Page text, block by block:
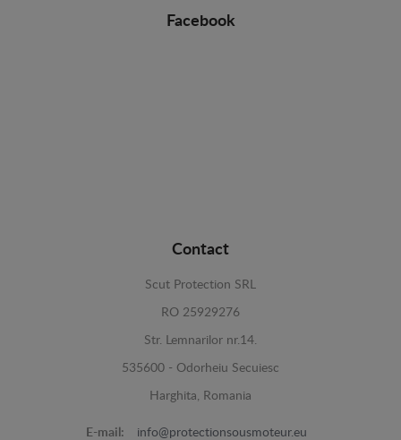
Facebook
Contact
Scut Protection SRL
RO 25929276
Str. Lemnarilor nr.14.
535600 - Odorheiu Secuiesc
Harghita, Romania
E-mail: info@protectionsousmoteur.eu